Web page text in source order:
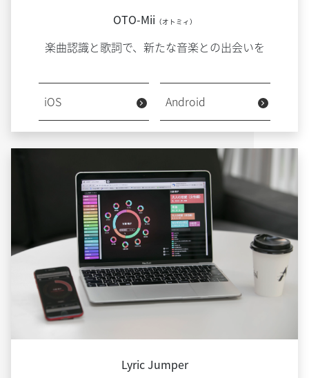
OTO-Mii （オトミィ）
楽曲認識と歌詞で、新たな音楽との出会いを
iOS Android
Lyric Jumper